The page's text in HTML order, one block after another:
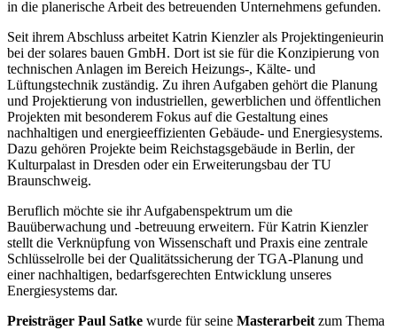
in die planerische Arbeit des betreuenden Unternehmens gefunden.
Seit ihrem Abschluss arbeitet Katrin Kienzler als Projektingenieurin
bei der solares bauen GmbH. Dort ist sie für die Konzipierung von
technischen Anlagen im Bereich Heizungs-, Kälte- und
Lüftungstechnik zuständig. Zu ihren Aufgaben gehört die Planung
und Projektierung von industriellen, gewerblichen und öffentlichen
Projekten mit besonderem Fokus auf die Gestaltung eines
nachhaltigen und energieeffizienten Gebäude- und Energiesystems.
Dazu gehören Projekte beim Reichstagsgebäude in Berlin, der
Kulturpalast in Dresden oder ein Erweiterungsbau der TU
Braunschweig.
Beruflich möchte sie ihr Aufgabenspektrum um die
Bauüberwachung und -betreuung erweitern. Für Katrin Kienzler
stellt die Verknüpfung von Wissenschaft und Praxis eine zentrale
Schlüsselrolle bei der Qualitätssicherung der TGA-Planung und
einer nachhaltigen, bedarfsgerechten Entwicklung unseres
Energiesystems dar.
Preisträger Paul Satke wurde für seine Masterarbeit zum Thema